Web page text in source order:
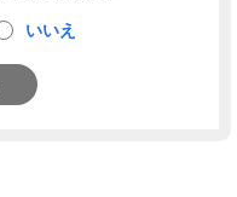
いいえ